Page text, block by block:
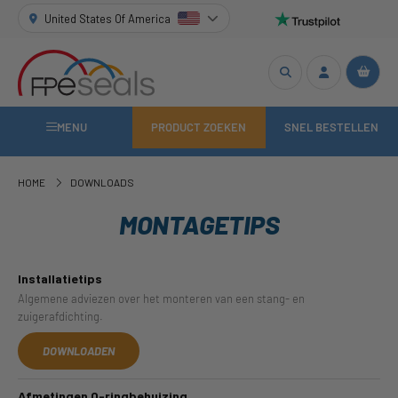
United States Of America
MENU PRODUCT ZOEKEN SNEL BESTELLEN
HOME DOWNLOADS
MONTAGETIPS
Installatietips
Algemene adviezen over het monteren van een stang- en
zuigerafdichting.
DOWNLOADEN